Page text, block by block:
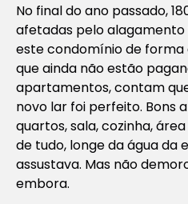
No final do ano passado,
afetadas pelo
este condomínio de forma
que ainda não estão
apartamentos, contam
novo lar foi perfeito. Bons
quartos, sala, cozinha,
de tudo, longe da água da
assustava. Mas não
embora.